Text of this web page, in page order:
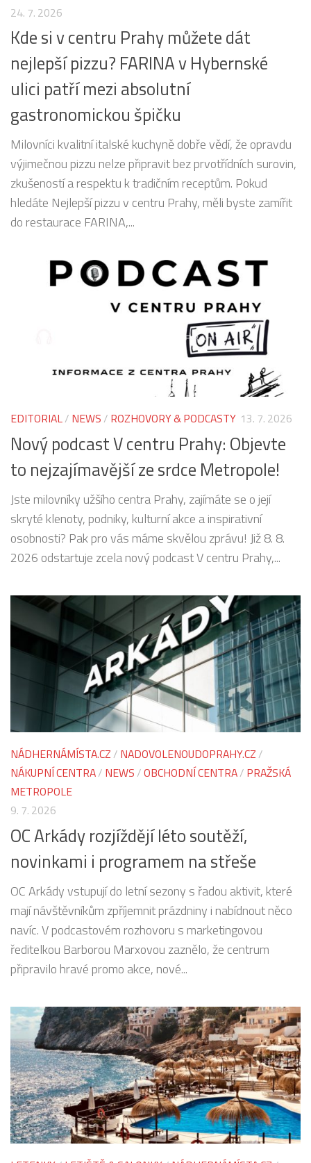
24. 7. 2026
Kde si v centru Prahy můžete dát
nejlepší pizzu? FARINA v Hybernské
ulici patří mezi absolutní
gastronomickou špičku
Milovníci kvalitní italské kuchyně dobře vědí, že opravdu
výjimečnou pizzu nelze připravit bez prvotřídních surovin,
zkušeností a respektu k tradičním receptům. Pokud
hledáte Nejlepší pizzu v centru Prahy, měli byste zamířit
do restaurace FARINA,...
EDITORIAL/ NEWS / ROZHOVORY & PODCASTY 13. 7. 2026
Nový podcast V centru Prahy: Objevte
to nejzajímavější ze srdce Metropole!
Jste milovníky užšího centra Prahy, zajímáte se o její
skryté klenoty, podniky, kulturní akce a inspirativní
osobnosti? Pak pro vás máme skvělou zprávu! Již 8. 8.
2026 odstartuje zcela nový podcast V centru Prahy,...
NÁDHERNÁMÍSTA.CZ / NADOVOLENOUDOPRAHY.CZ /
NÁKUPNÍ CENTRA/ NEWS /OBCHODNÍ CENTRA/ PRAŽSKÁ
METROPOLE
9. 7. 2026
OC Arkády rozjíždějí léto soutěží,
novinkami i programem na střeše
OC Arkády vstupují do letní sezony s řadou aktivit, které
mají návštěvníkům zpříjemnit prázdniny i nabídnout něco
navíc. V podcastovém rozhovoru s marketingovou
ředitelkou Barborou Marxovou zaznělo, že centrum
připravilo hravé promo akce, nové...